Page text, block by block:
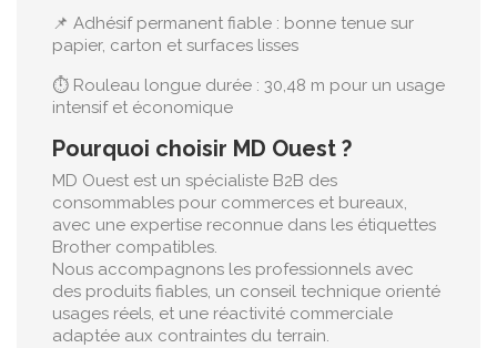
📌 Adhésif permanent fiable : bonne tenue sur
papier, carton et surfaces lisses
⏱️ Rouleau longue durée : 30,48 m pour un usage
intensif et économique
Pourquoi choisir MD Ouest ?
MD Ouest est un spécialiste B2B des
consommables pour commerces et bureaux,
avec une expertise reconnue dans les étiquettes
Brother compatibles.
Nous accompagnons les professionnels avec
des produits fiables, un conseil technique orienté
usages réels, et une réactivité commerciale
adaptée aux contraintes du terrain.